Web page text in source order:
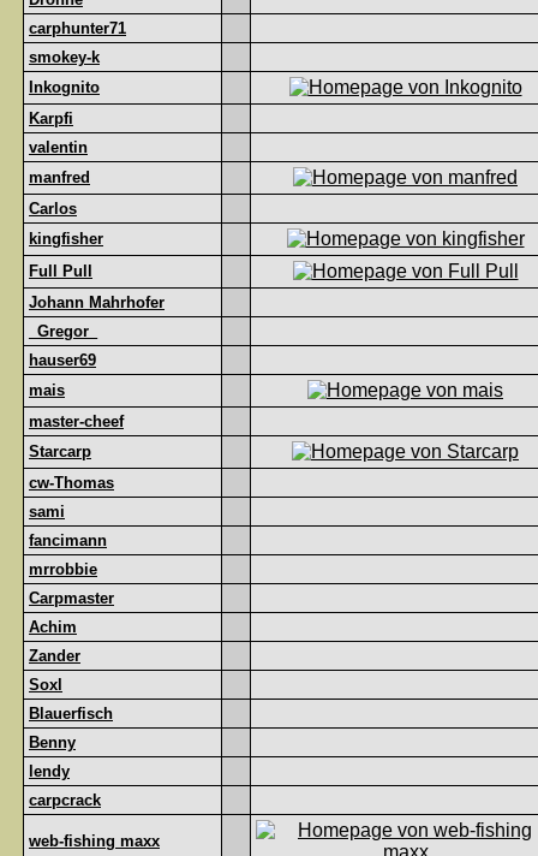
carphunter71
smokey-k
Inkognito
Karpfi
valentin
manfred
Carlos
kingfisher
Full Pull
Johann Mahrhofer
_Gregor_
hauser69
mais
master-cheef
Starcarp
cw-Thomas
sami
fancimann
mrrobbie
Carpmaster
Achim
Zander
Soxl
Blauerfisch
Benny
lendy
carpcrack
web-fishing maxx